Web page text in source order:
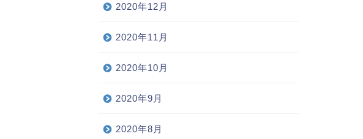
2020年12月
2020年11月
2020年10月
2020年9月
2020年8月